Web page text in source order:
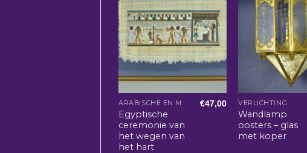
ARABISCHE EN MAROKKAANSE WOONACCESSOIRES
Egyptische
ceremonie van
het wegen van
het hart
€47,00 VERLICHTING
Wandlamp
oosters – glas
met koper